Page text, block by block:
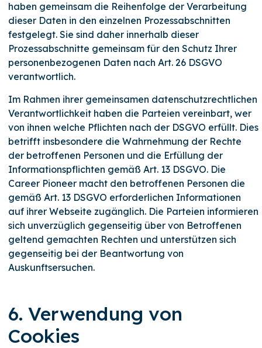
haben gemeinsam die Reihenfolge der Verarbeitung
dieser Daten in den einzelnen Prozessabschnitten
festgelegt. Sie sind daher innerhalb dieser
Prozessabschnitte gemeinsam für den Schutz Ihrer
personenbezogenen Daten nach Art. 26 DSGVO
verantwortlich.
Im Rahmen ihrer gemeinsamen datenschutzrechtlichen
Verantwortlichkeit haben die Parteien vereinbart, wer
von ihnen welche Pflichten nach der DSGVO erfüllt. Dies
betrifft insbesondere die Wahrnehmung der Rechte
der betroffenen Personen und die Erfüllung der
Informationspflichten gemäß Art. 13 DSGVO. Die
Career Pioneer macht den betroffenen Personen die
gemäß Art. 13 DSGVO erforderlichen Informationen
auf ihrer Webseite zugänglich. Die Parteien informieren
sich unverzüglich gegenseitig über von Betroffenen
geltend gemachten Rechten und unterstützen sich
gegenseitig bei der Beantwortung von
Auskunftsersuchen.
6. Verwendung von
Cookies